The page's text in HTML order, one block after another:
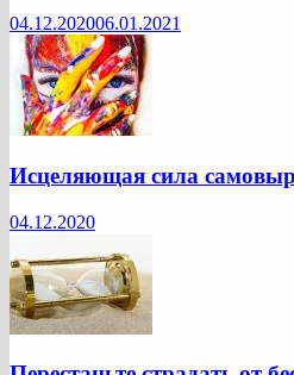
04.12.202006.01.2021
Исцеляющая сила
04.12.2020